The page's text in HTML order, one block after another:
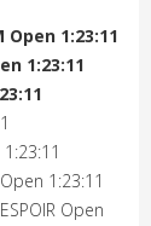
Open 1:23:11
1:23:11
Open 1:23:11
Open